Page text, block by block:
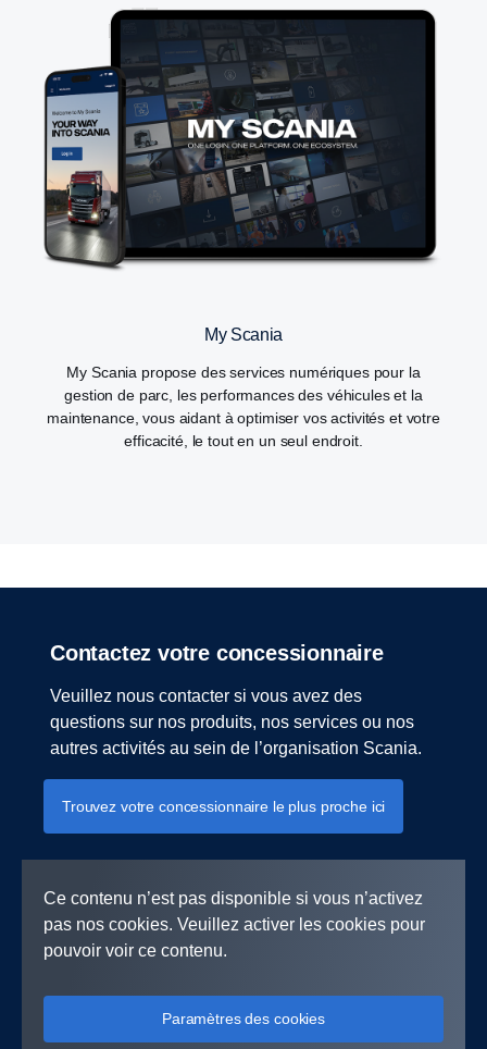
My Scania
My Scania propose des services numériques pour la
gestion de parc, les performances des véhicules et la
maintenance, vous aidant à optimiser vos activités et votre
efficacité, le tout en un seul endroit.
Contactez votre concessionnaire
Veuillez nous contacter si vous avez des
questions sur nos produits, nos services ou nos
autres activités au sein de l’organisation Scania.
Trouvez votre concessionnaire le plus proche ici
Ce contenu n’est pas disponible si vous n’activez
pas nos cookies. Veuillez activer les cookies pour
pouvoir voir ce contenu.
Paramètres des cookies